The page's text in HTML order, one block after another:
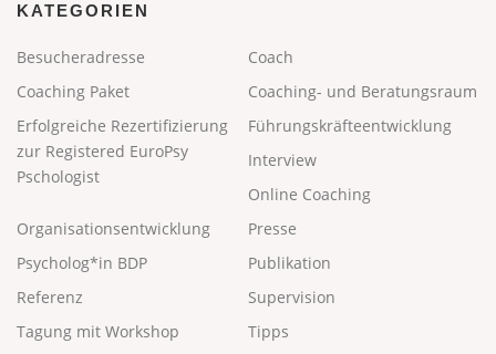
KATEGORIEN
Besucheradresse
Coach
Coaching Paket
Coaching- und Beratungsraum
Erfolgreiche Rezertifizierung
zur Registered EuroPsy
Pschologist
Führungskräfteentwicklung
Interview
Online Coaching
Organisationsentwicklung
Presse
Psycholog*in BDP
Publikation
Referenz
Supervision
Tagung mit Workshop
Tipps